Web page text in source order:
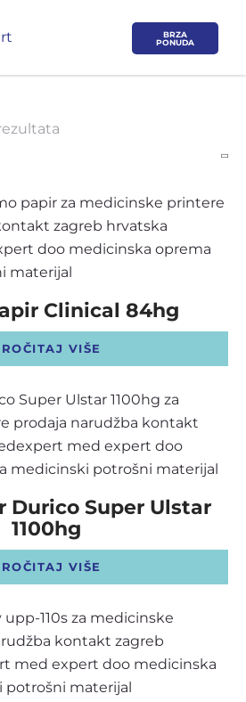
BRZA
PONUDA
Clinical 84hg
VIŠE
Durico Super Ulstar
1100hg
VIŠE
opreme Vas zanima?
MAMOGRAF, I